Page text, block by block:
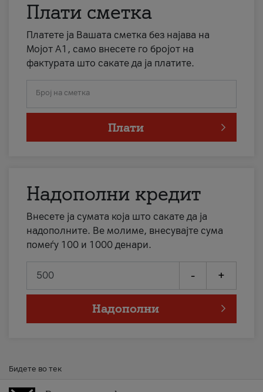
Плати сметка
Платете ја Вашата сметка без најава на
Мојот А1, само внесете го бројот на
фактурата што сакате да ја платите.
Број на сметка
Плати
Надополни кредит
Внесете ја сумата која што сакате да ја
надополните. Ве молиме, внесувајте сума
помеѓу 100 и 1000 денари.
- +
Надополни
Бидете во тек